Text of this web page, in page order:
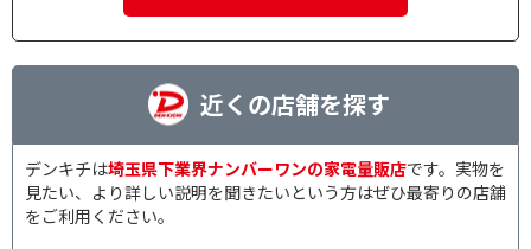
近くの店舗を探す
デンキチは埼玉県下業界ナンバーワンの家電量販店です。実物を
見たい、より詳しい説明を聞きたいという方はぜひ最寄りの店舗
をご利用ください。